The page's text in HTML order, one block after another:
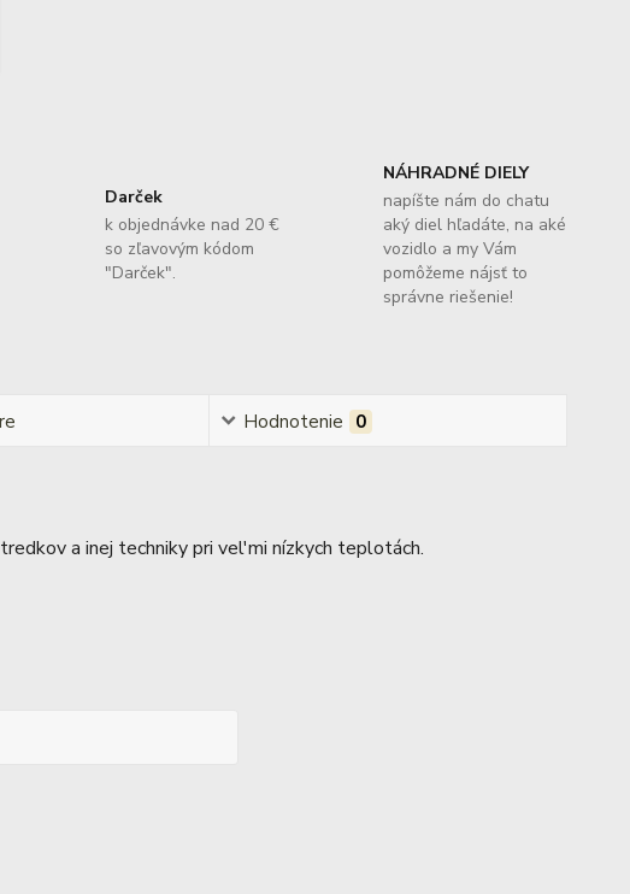
Darček
k objednávke nad 20 €
so zľavovým kódom
"Darček".
NÁHRADNÉ DIELY
napíšte nám do chatu
aký diel hľadáte, na aké
vozidlo a my Vám
pomôžeme nájsť to
správne riešenie!
Hodnotenie 0
a inej techniky pri vel'mi nízkych teplotách.